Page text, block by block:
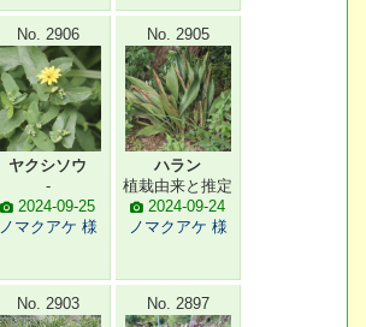
No. 2906
ヤクシソウ
-
2024-09-25
ノマクアケ 様
No. 2905
ハラン
植栽由来と推定
2024-09-24
ノマクアケ 様
No. 2903 No. 2897